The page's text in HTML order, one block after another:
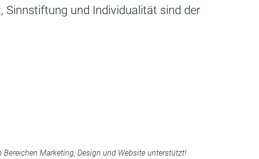
Sinnstiftung und Individualität sind der
Bereichen Marketing, Design und Website unterstützt!